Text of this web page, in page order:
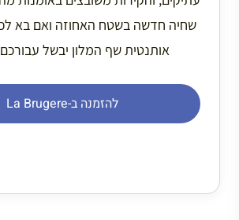
שחיה חדשה בשטח האחוזה ואם בא
אותנטית שף המלון יבשל
להזמנה ב-La Brugere